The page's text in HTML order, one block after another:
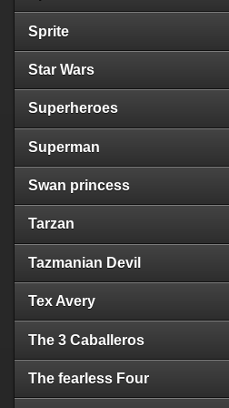
Sprite
Star Wars
Superheroes
Superman
Swan princess
Tarzan
Tazmanian Devil
Tex Avery
The 3 Caballeros
The fearless Four